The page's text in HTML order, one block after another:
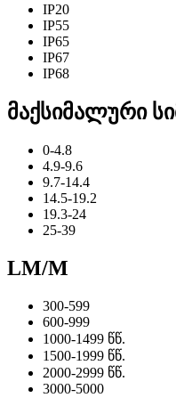
IP20
IP55
IP65
IP67
IP68
მაქსიმალური
0-4.8
4.9-9.6
9.7-14.4
14.5-19.2
19.3-24
25-39
LM/M
300-599
600-999
1000-1499 წწ.
1500-1999 წწ.
2000-2999 წწ.
3000-5000